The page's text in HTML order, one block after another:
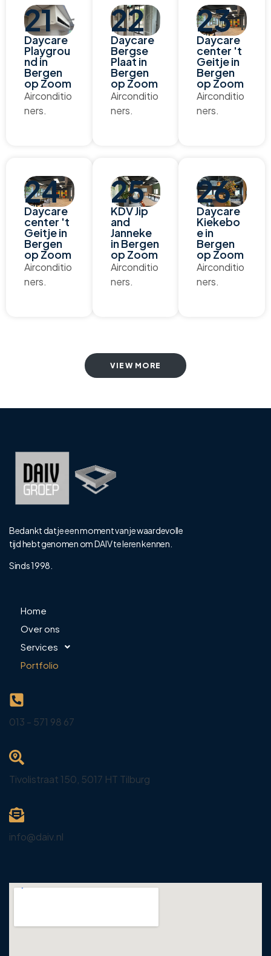
21
Daycare
Playgrou
nd in
Bergen
op Zoom
Airconditio
ners.
22
Daycare
Bergse
Plaat in
Bergen
op Zoom
Airconditio
ners.
23
Daycare
center 't
Geitje in
Bergen
op Zoom
Airconditio
ners.
24
Daycare
center 't
Geitje in
Bergen
op Zoom
Airconditio
ners.
25
KDV Jip
and
Janneke
in Bergen
op Zoom
Airconditio
ners.
26
Daycare
Kiekebo
e in
Bergen
op Zoom
Airconditio
ners.
VIEW MORE
Bedankt dat je een moment van je waardevolle
tijd hebt genomen om DAIV te leren kennen.
Sinds 1998.
Home
Over ons
Services
Portfolio
013 - 571 98 67
Tivolistraat 150, 5017 HT Tilburg
info@daiv.nl